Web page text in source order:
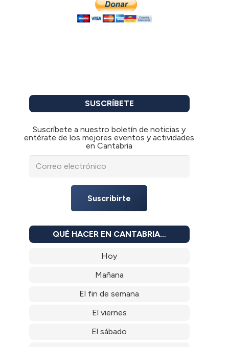
SUSCRÍBETE
Suscríbete a nuestro boletín de noticias y
entérate de los mejores eventos y actividades
en Cantabria
Suscribirte
QUÉ HACER EN CANTABRIA…
Hoy
Mañana
El fin de semana
El viernes
El sábado